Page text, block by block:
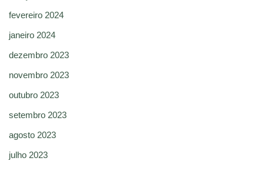
fevereiro 2024
janeiro 2024
dezembro 2023
novembro 2023
outubro 2023
setembro 2023
agosto 2023
julho 2023